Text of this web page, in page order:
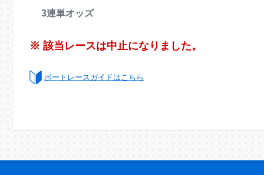
3連単オッズ
※ 該当レースは中止になりました。
ボートレースガイドはこちら